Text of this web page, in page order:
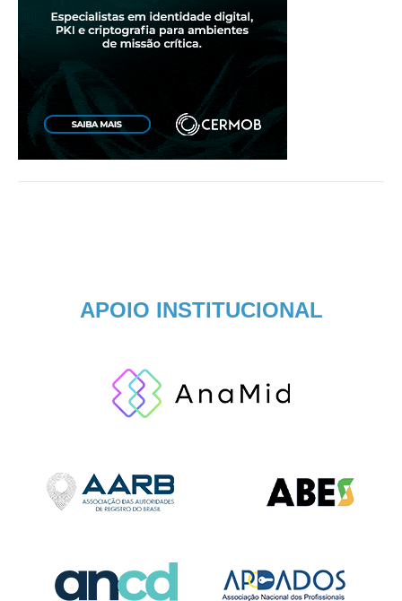
APOIO INSTITUCIONAL